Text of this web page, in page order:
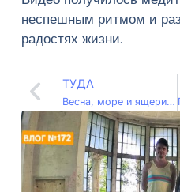
неспешным ритмом и
радостях жизни.
ТУДА
Весна, море и ящерицы: автодом среди цветущего Кипра (Влог – 072)